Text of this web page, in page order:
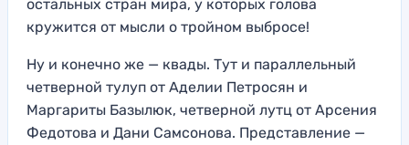
остальных стран мира, у которых голова
кружится от мысли о тройном выбросе!
Ну и конечно же — квады. Тут и параллельный
четверной тулуп от Аделии Петросян и
Маргариты Базылюк, четверной лутц от Арсения
Федотова и Дани Самсонова. Представление —